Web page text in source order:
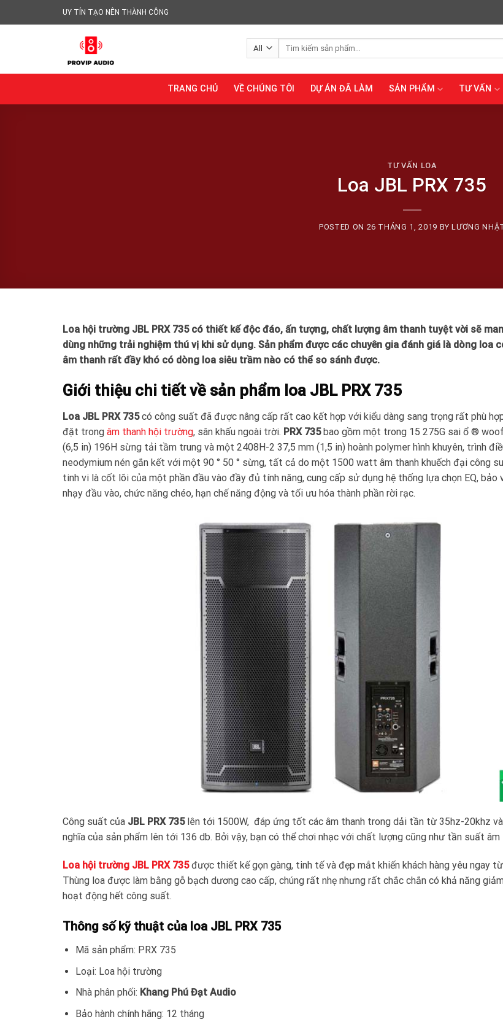
to
UY TÍN TẠO NÊN THÀNH CÔNG
Tìm
TRANG CHỦ VỀ CHÚNG TÔI DỰ ÁN ĐÃ LÀM SẢN PHẨM TƯ VẤN
TƯ VẤN LOA
Loa JBL PRX 735
POSTED ON 26 THÁNG 1, 2019 BYLƯƠNG
Loa hội trường JBL PRX 735 có thiết kế độc đáo, ấn tượng, chất lượng âm thanh tuyệt vời sẽ
dùng những trải nghiệm thú vị khi sử dụng. Sản phẩm được các chuyên gia đánh giá là dòng loa
âm thanh rất đầy khó có dòng loa siêu trầm nào có thể so sánh được.
Giới thiệu chi tiết về sản phẩm loa JBL PRX 735
Loa JBL PRX 735có công suất đã được nâng cấp rất cao kết hợp với kiểu dàng sang trọng rất phù
đặt trong âm thanh hội trường, sân khấu ngoài trời. PRX 735bao gồm một trong 15 275G sai ổ ®
(6,5 in) 196H sừng tải tầm trung và một 2408H-2 37,5 mm (1,5 in) hoành polymer hình khuyên, trình
neodymium nén gắn kết với một 90 ° 50 ° sừng, tất cả do một 1500 watt âm thanh khuếch đại công
tinh vi là cốt lõi của một phần đầu vào đầy đủ tính năng, cung cấp sử dụng hệ thống lựa chọn EQ, bảo
nhạy đầu vào, chức năng chéo, hạn chế năng động và tối ưu hóa thành phần rời rạc.
Công suất của JBL PRX 735lên tới 1500W, đáp ứng tốt các âm thanh trong dải tần từ 35hz-20khz và
nghĩa của sản phẩm lên tới 136 db. Bởi vậy, bạn có thể chơi nhạc với chất lượng cũng như tần suất âm
Loa hội trường JBL PRX 735được thiết kế gọn gàng, tinh tế và đẹp mắt khiến khách hàng yêu ngay
Thùng loa được làm bằng gỗ bạch dương cao cấp, chúng rất nhẹ nhưng rất chắc chắn có khả năng
hoạt động hết công suất.
Thông số kỹ thuật của loa JBL PRX 735
Mã sản phẩm: PRX 735
Loại: Loa hội trường
Nhà phân phối: Khang Phú Đạt Audio
Bảo hành chính hãng: 12 tháng